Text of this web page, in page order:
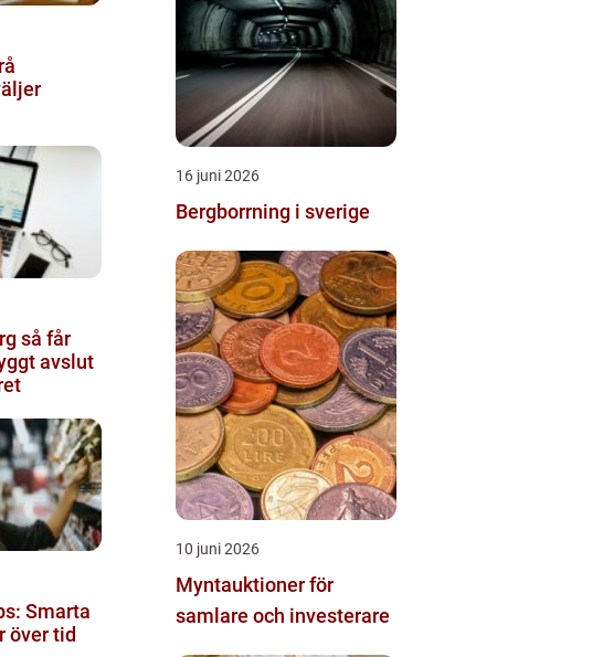
avslut
Smarta
över tid
16 juni 2026
Bergborrning i sverige
10 juni 2026
Myntauktioner för
samlare och investerare